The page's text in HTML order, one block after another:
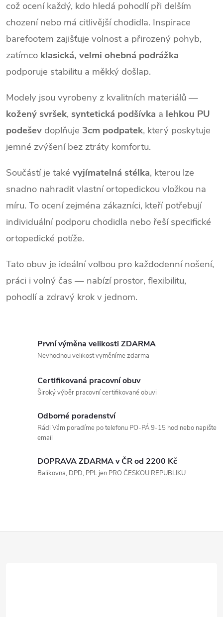
d
a
c
í
p
r
v
k
y
v
ý
p
i
s
u
což ocení každý, kdo hledá pohodlí při delším
chození nebo má citlivější chodidla. Inspirace
barefootem zajišťuje volnost a přirozený pohyb,
zatímco klasická, velmi ohebná podrážka
podporuje stabilitu a měkký došlap.
Modely jsou vyrobeny z kvalitních materiálů —
kožený svršek, syntetická podšívka a lehkou PU
podešev doplňuje 3cm podpatek, který poskytuje
jemné zvýšení bez ztráty komfortu.
Součástí je také vyjímatelná stélka, kterou lze
snadno nahradit vlastní ortopedickou vložkou na
míru. To ocení zejména zákazníci, kteří potřebují
individuální podporu chodidla nebo řeší specifické
ortopedické potíže.
Tato obuv je ideální volbou pro každodenní nošení,
práci i volný čas — nabízí prostor, flexibilitu,
pohodlí a zdravý krok v jednom.
První výměna velikosti ZDARMA
Nevhodnou velikost vyměníme zdarma
Certifikovaná pracovní obuv
Široký výběr pracovní certifikované obuvi
Odborné poradenství
Rádi Vám poradíme po telefonu PO-PÁ 9-15 hod nebo napište
email
DOPRAVA ZDARMA v ČR od 2200 Kč
Balíkovna, DPD, PPL jen PRO ČESKOU REPUBLIKU